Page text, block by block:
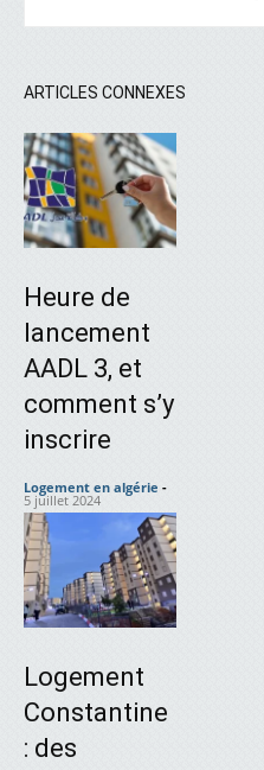
ARTICLES CONNEXES
Heure de
lancement
AADL 3, et
comment s’y
inscrire
Logement en algérie -
5 juillet 2024
Logement
Constantine
: des